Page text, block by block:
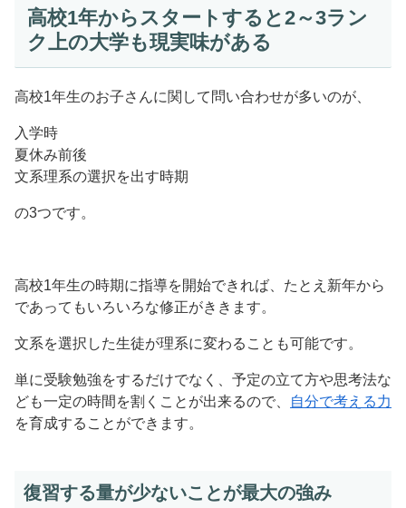
高校1年からスタートすると2～3ラン
ク上の大学も現実味がある
高校1年生のお子さんに関して問い合わせが多いのが、
入学時
夏休み前後
文系理系の選択を出す時期
の3つです。
高校1年生の時期に指導を開始できれば、たとえ新年から
であってもいろいろな修正がききます。
文系を選択した生徒が理系に変わることも可能です。
単に受験勉強をするだけでなく、予定の立て方や思考法な
ども一定の時間を割くことが出来るので、
自分で考える力
を育成することができます。
復習する量が少ないことが最大の強み